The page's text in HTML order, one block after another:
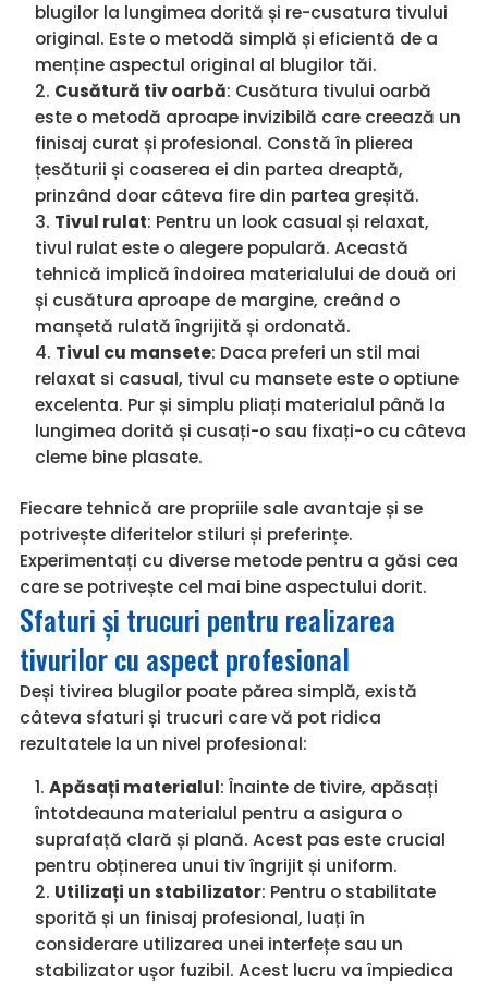
blugilor la lungimea dorită și re-cusatura tivului
original. Este o metodă simplă și eficientă de a
menține aspectul original al blugilor tăi.
Cusătură tiv oarbă: Cusătura tivului oarbă
este o metodă aproape invizibilă care creează un
finisaj curat și profesional. Constă în plierea
țesăturii și coaserea ei din partea dreaptă,
prinzând doar câteva fire din partea greșită.
Tivul rulat: Pentru un look casual și relaxat,
tivul rulat este o alegere populară. Această
tehnică implică îndoirea materialului de două ori
și cusătura aproape de margine, creând o
manșetă rulată îngrijită și ordonată.
Tivul cu mansete: Daca preferi un stil mai
relaxat si casual, tivul cu mansete este o optiune
excelenta. Pur și simplu pliați materialul până la
lungimea dorită și cusați-o sau fixați-o cu câteva
cleme bine plasate.
Fiecare tehnică are propriile sale avantaje și se
potrivește diferitelor stiluri și preferințe.
Experimentați cu diverse metode pentru a găsi cea
care se potrivește cel mai bine aspectului dorit.
Sfaturi și trucuri pentru realizarea
tivurilor cu aspect profesional
Deși tivirea blugilor poate părea simplă, există
câteva sfaturi și trucuri care vă pot ridica
rezultatele la un nivel profesional:
Apăsați materialul: Înainte de tivire, apăsați
întotdeauna materialul pentru a asigura o
suprafață clară și plană. Acest pas este crucial
pentru obținerea unui tiv îngrijit și uniform.
Utilizați un stabilizator: Pentru o stabilitate
sporită și un finisaj profesional, luați în
considerare utilizarea unei interfețe sau un
stabilizator ușor fuzibil. Acest lucru va împiedica